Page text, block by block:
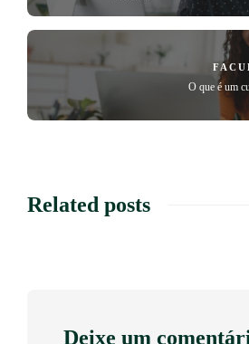
O que é um
Related posts
Deixe um